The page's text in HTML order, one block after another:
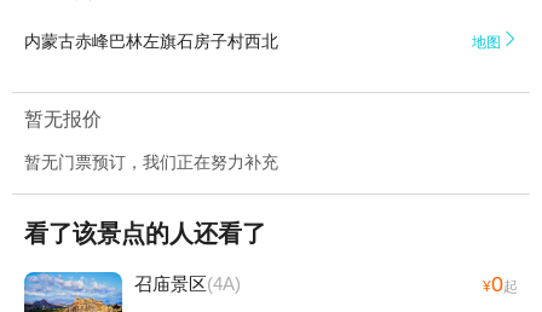
内蒙古赤峰巴林左旗石房子村西北 地图 
暂无报价
暂无门票预订，我们正在努力补充
看了该景点的人还看了
召庙景区(4A) ¥0起